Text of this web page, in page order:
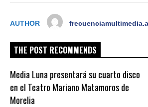
AUTHOR
THE POST RECOMMENDS
Media Luna presentará su cuarto disco
en el Teatro Mariano Matamoros de
Morelia